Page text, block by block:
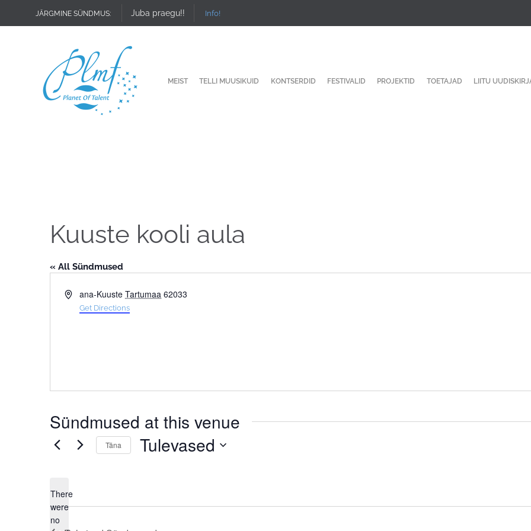
JÄRGMINE SÜNDMUS: Juba praegu!! Info!
MEIST TELLI MUUSIKUID KONTSERDID FESTIVALID PROJEKTID TOETAJAD LIITU
Kuuste kooli aula
« All Sündmused
Addressana-Kuuste Tartumaa 62033
Get Directions
Sündmused at this venue
Notice
There
were
no
Täna Tulevased